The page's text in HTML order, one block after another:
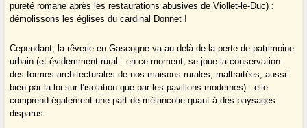
pureté romane après les restaurations abusives de Viollet-le-Duc) :
démolissons les églises du cardinal Donnet !
Cependant, la rêverie en Gascogne va au-delà de la perte de patrimoine
urbain (et évidemment rural : en ce moment, se joue la conservation
des formes architecturales de nos maisons rurales, maltraitées, aussi
bien par la loi sur l’isolation que par les pavillons modernes) : elle
comprend également une part de mélancolie quant à des paysages
disparus.